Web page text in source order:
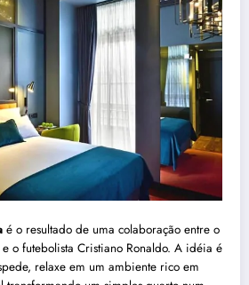
é o resultado de uma colaboração entre o
o futebolista Cristiano Ronaldo. A idéia é
relaxe em um ambiente rico em